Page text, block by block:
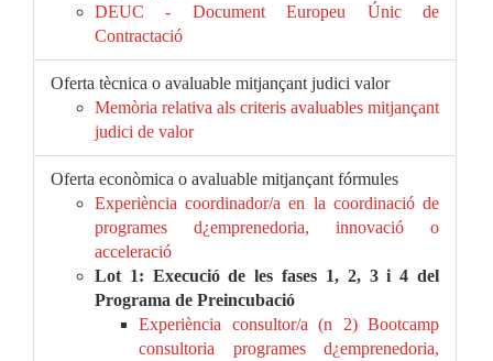
DEUC - Document Europeu Únic de
Contractació
Oferta tècnica o avaluable mitjançant judici valor
Memòria relativa als criteris avaluables mitjançant
judici de valor
Oferta econòmica o avaluable mitjançant fórmules
Experiència coordinador/a en la coordinació de
programes d¿emprenedoria, innovació o
acceleració
Lot 1: Execució de les fases 1, 2, 3 i 4 del
Programa de Preincubació
Experiència consultor/a (n 2) Bootcamp
consultoria programes d¿emprenedoria,